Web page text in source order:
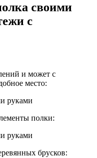
своими
с
и может с
место:
полки:
брусков: